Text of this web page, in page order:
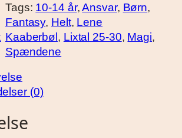
Tags: 10-14 år, Ansvar, Børn
Fantasy, Helt, Lene
Kaaberbøl, Lixtal 25-30, Magi
Spændene
(0)